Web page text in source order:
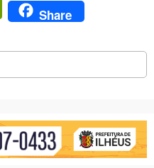
PrintFriendly
Share